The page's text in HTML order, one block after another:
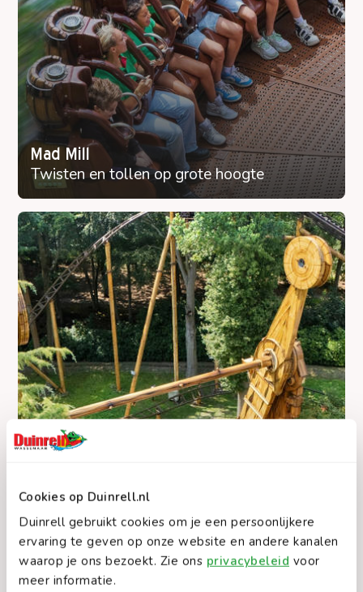
Cookies op Duinrell.nl
Duinrell gebruikt cookies om je een persoonlijkere
ervaring te geven op onze website en andere kanalen
waarop je ons bezoekt. Zie ons privacybeleid voor
meer informatie.
Mad Mill
Twisten en tollen op grote hoogte